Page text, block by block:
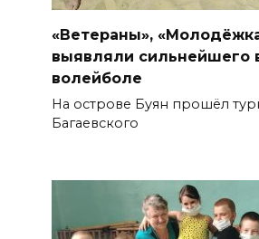
«Ветераны»,
выявляли сильнейшего
волейболе
На острове Буян прошёл
Багаевского